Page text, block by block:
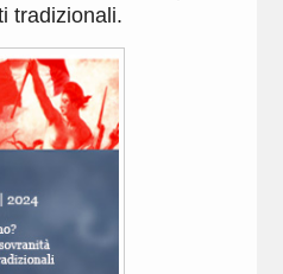
tradizionali.